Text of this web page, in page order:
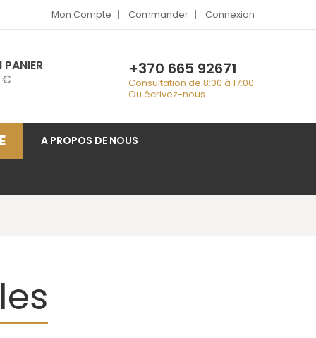
Mon Compte Commander Connexion
€
+370 665 92671
Consultation de 8:00 à 17:00
Ou écrivez-nous
A PROPOS DE NOUS